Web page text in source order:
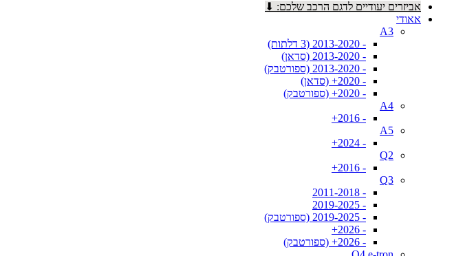
אביזרים יעודיים לדגם הרכב שלכם: ⬇
אאודי
A3
- 2013-2020 (3 דלתות)
- 2013-2020 (סדאן)
- 2013-2020 (ספורטבק)
- 2020+ (סדאן)
- 2020+ (ספורטבק)
A4
- 2016+
A5
- 2024+
Q2
- 2016+
Q3
- 2011-2018
- 2019-2025
- 2019-2025 (ספורטבק)
- 2026+
- 2026+ (ספורטבק)